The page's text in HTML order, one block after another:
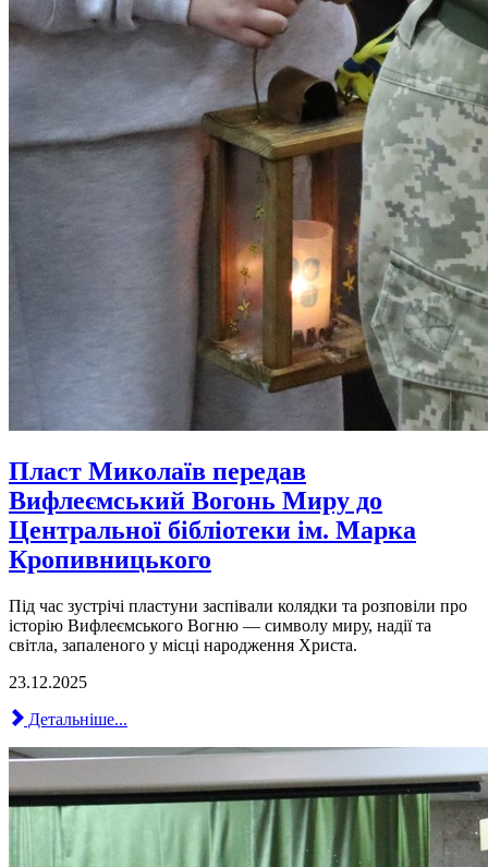
Пласт Миколаїв передав
Вифлеємський Вогонь Миру до
Центральної бібліотеки ім. Марка
Кропивницького
Під час зустрічі пластуни заспівали колядки та розповіли про
історію Вифлеємського Вогню — символу миру, надії та
світла, запаленого у місці народження Христа.
23.12.2025
Детальніше...